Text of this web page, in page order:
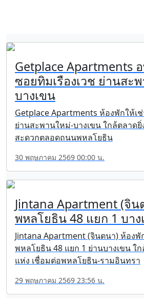
Getplace Apartments
ซอยทิมเรืองเวช ย่านสะ
บางเขน
Getplace Apartments ห้องพักให้เ
ย่านสะพานใหม่-บางเขน ใกล้ตลาดยิ่
สะดวกตลอดถนนพหลโยธิน
30 พฤษภาคม 2569 00:00 น.
Jintana Apartment (จิ
พหลโยธิน 48 แยก 1 บาง
Jintana Apartment (จินตนา) ห้องพั
พหลโยธิน 48 แยก 1 ย่านบางเขน ใ
แห่ง เชื่อมต่อพหลโยธิน-รามอินทรา
29 พฤษภาคม 2569 23:56 น.